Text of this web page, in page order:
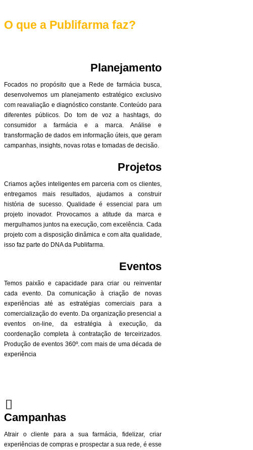
O que a Publifarma faz?
Planejamento
Focados no propósito que a Rede de farmácia busca,
desenvolvemos um planejamento estratégico exclusivo
com reavaliação e diagnóstico constante. Conteúdo para
diferentes públicos. Do tom de voz a hashtags, do
consumidor a farmácia e a marca. Análise e
transformação de dados em informação úteis, que geram
campanhas, insights, novas rotas e tomadas de decisão.
Projetos
Criamos ações inteligentes em parceria com os clientes,
entregamos mais resultados, ajudamos a construir
história de sucesso. Qualidade é essencial para um
projeto inovador. Provocamos a atitude da marca e
mergulhamos juntos na execução, com excelência. Cada
projeto com a disposição dinâmica e com alta qualidade,
isso faz parte do DNA da Publifarma.
Eventos
Temos paixão e capacidade para criar ou reinventar
cada evento. Da comunicação à criação de novas
experiências até as estratégias comerciais para a
comercialização do evento. Da organização presencial a
eventos on-line, da estratégia à execução, da
coordenação completa à contratação de terceirizados.
Produção de eventos 360º. com mais de uma década de
experiência
Campanhas
Atrair o cliente para a sua farmácia, fidelizar, criar
experiências de compras e prospectar a sua rede, é esse